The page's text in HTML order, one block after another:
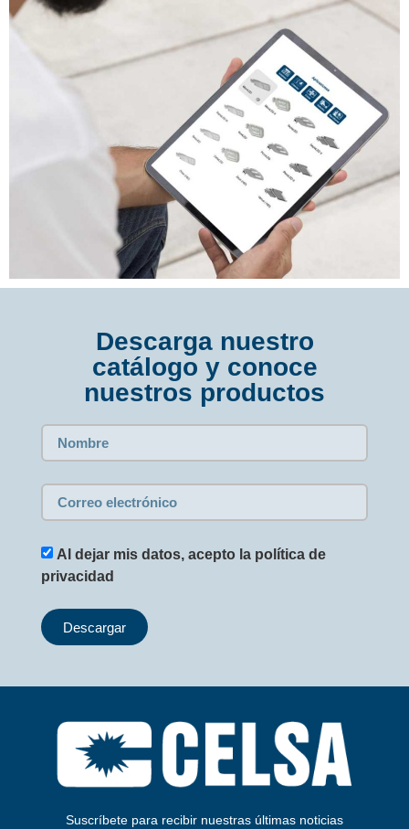
Descarga nuestro
catálogo y conoce
nuestros productos
Al dejar mis datos, acepto la política de
privacidad
Descargar
Suscríbete para recibir nuestras últimas noticias